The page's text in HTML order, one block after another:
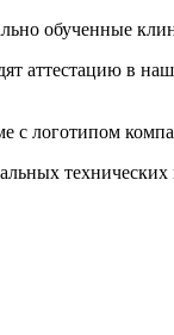
обученные
аттестацию в
с логотипом